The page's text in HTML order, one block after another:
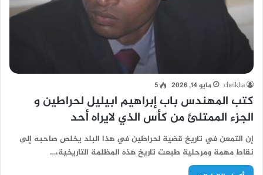
cheikha مايو 14, 2026 5
كتب المهندس باب إبراهيم ابيليل لحراطين و
الجزء الممتلئ من كأس الذي لايراه أحد
إن التمعن في تاريخ قضية لحراطين في هذا البلد يخلص صاحبه إلى
نقاط مهمة ومرحلية طبعت تاريخ هذه المظلمة التاريخية،…